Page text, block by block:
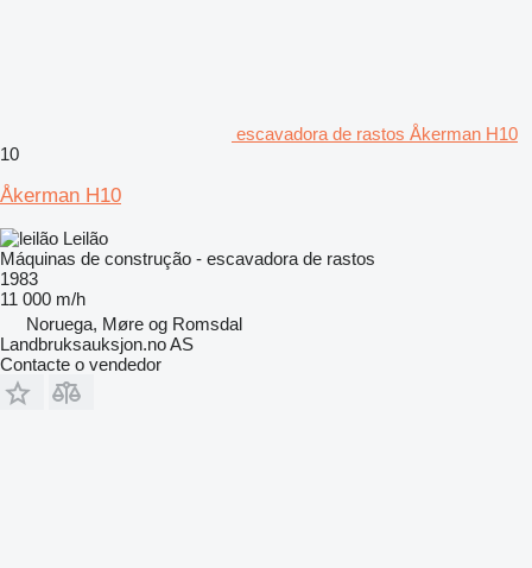
escavadora de rastos Åkerman H10
10
Åkerman H10
Leilão
Máquinas de construção - escavadora de rastos
1983
11 000 m/h
Noruega, Møre og Romsdal
Landbruksauksjon.no AS
Contacte o vendedor